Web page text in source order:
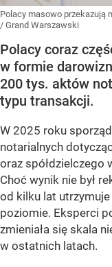
Polacy masowo przekazują
/ Grand Warszawski
Polacy coraz
w formie
200 tys. aktów
typu transakcji.
W 2025 roku
notarialnych
oraz spółdzielczego
Choć wynik nie był
od kilku lat
poziomie. Eksperci
zmieniała się skala
w ostatnich latach.